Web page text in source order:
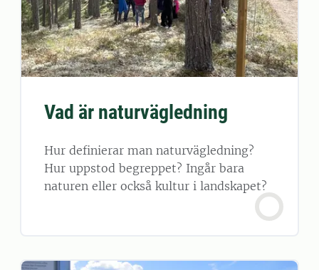
Vad är naturvägledning
Hur definierar man naturvägledning?
Hur uppstod begreppet? Ingår bara
naturen eller också kultur i landskapet?